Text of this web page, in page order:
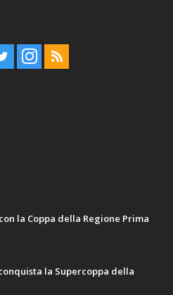
la Coppa della Regione Prima
la Supercoppa della